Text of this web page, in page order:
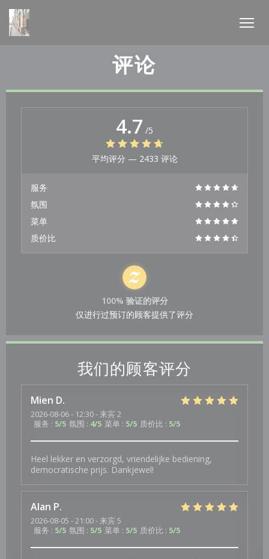
Cookie管理面板
评论
我们的顾客评分
Mien D
2026-08-06- 12:30 - 来宾 2
服务 : 5/5 氛围 : 4/5 菜单 : 5/5 质价比 : 5/5
Heel lekker en verzorgd, vriendelijke bediening,
democratische prijs. Dankjewel!
Alan P
2026-08-05 - 21:00 - 来宾 5
服务 : 5/5 氛围 : 5/5 菜单 : 5/5 质价比 : 5/5
4.7 /5
平均评分 — 2433 评论
服务
氛围
菜单
质价比
100% 验证的评分
仅进行过预订的顾客提供了评分